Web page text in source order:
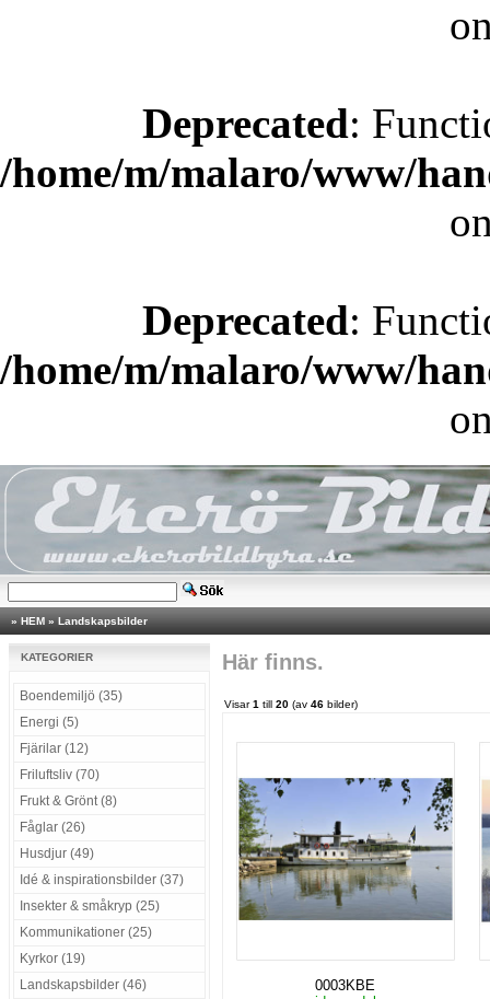
Deprecated:
/home/m/malaro/www/
Deprecated:
/home/m/malaro/www/
» HEM » Landskapsbilder
KATEGORIER
Boendemiljö (35)
Energi (5)
Fjärilar (12)
Friluftsliv (70)
Frukt & Grönt (8)
Fåglar (26)
Husdjur (49)
Idé & inspirationsbilder (37)
Insekter & småkryp (25)
Kommunikationer (25)
Kyrkor (19)
Landskapsbilder (46)
Här finns.
Visar1 till 20 (av 46 bilder)
0003KBE